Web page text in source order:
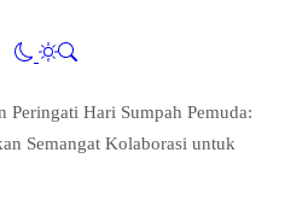
Peringati Hari Sumpah Pemuda:
Semangat Kolaborasi untuk